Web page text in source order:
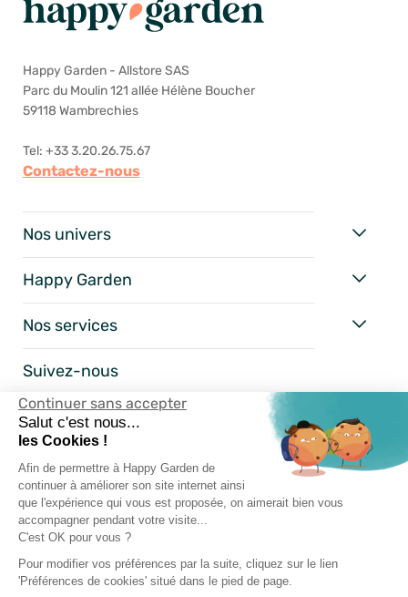
Continuer sans accepter
Salut c'est nous...
les Cookies !
Afin de permettre à Happy Garden de
continuer à améliorer son site internet ainsi
que l'expérience qui vous est proposée, on aimerait bien vous
accompagner pendant votre visite...
C'est OK pour vous ?
Pour modifier vos préférences par la suite, cliquez sur le lien
'Préférences de cookies' situé dans le pied de page.
Happy Garden - Allstore SAS
Parc du Moulin 121 allée Hélène Boucher
59118 Wambrechies
Tel: +33 3.20.26.75.67
Contactez-nous
Nos univers
Happy Garden
Nos services
Suivez-nous
Mentions Légales
Conditions Générales